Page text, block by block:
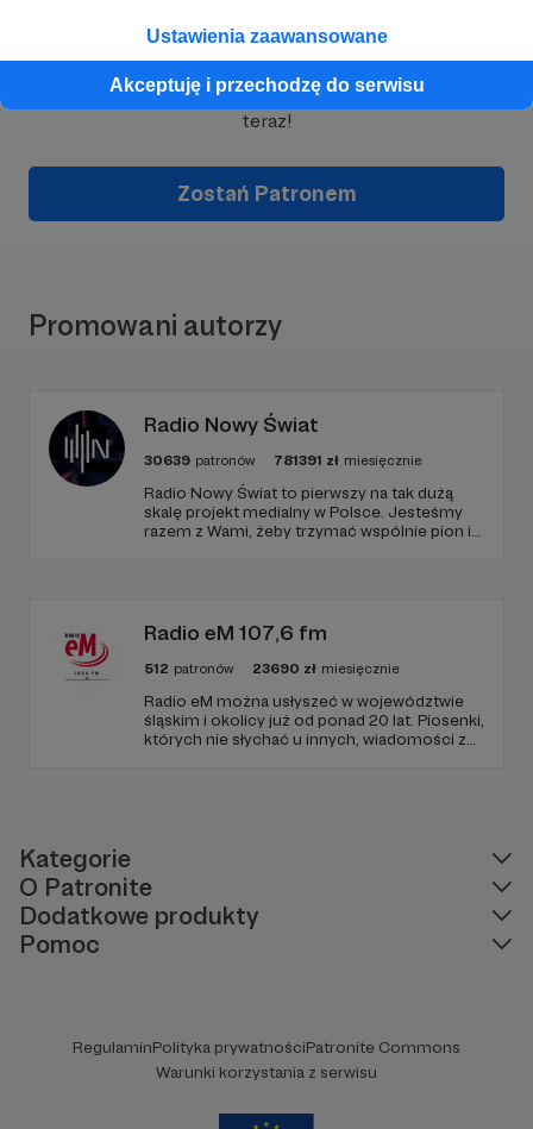
Ustawienia zaawansowane
Akceptuję i przechodzę do serwisu
Dołącz do grona Patronów!
Wesprzyj działalność AutoraMarcin Ogdowski
teraz!
Zostań Patronem
Promowani autorzy
Radio Nowy Świat
30639 patronów 781391 zł miesięcznie
Radio Nowy Świat to pierwszy na tak dużą
skalę projekt medialny w Polsce. Jesteśmy
razem z Wami, żeby trzymać wspólnie pion i
Radio eM 107,6 fm
512 patronów 23690 zł miesięcznie
Radio eM można usłyszeć w województwie
śląskim i okolicy już od ponad 20 lat. Piosenki,
których nie słychać u innych, wiadomości z
Kategorie
O Patronite
Dodatkowe produkty
Pomoc
RegulaminPolityka prywatnościPatronite Commons
Warunki korzystania z serwisu